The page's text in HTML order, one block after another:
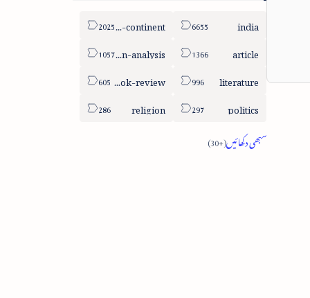
india
sub-continent
article
column-analysis
literature
book-review
politics
religion